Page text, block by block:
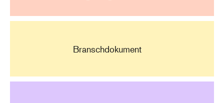
Branschdokument